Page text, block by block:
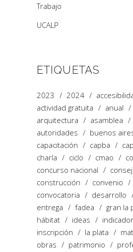
Trabajo
UCALP
ETIQUETAS
2023 2024
actividad gratuita
anual
arquitectura
asamblea
autoridades
buenos
capacitación
capba
charla
ciclo cmao
concurso nacional
construcción
convenio
convocatoria
desarrollo
entrega
fadea
gran la
hábitat
ideas
inscripción
la plata
obras
patrimonio